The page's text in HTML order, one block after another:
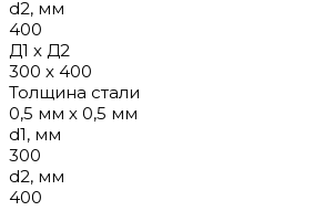
d2, мм
400
Д1 х Д2
300 х 400
Толщина стали
0,5 мм х 0,5 мм
d1, мм
300
d2, мм
400